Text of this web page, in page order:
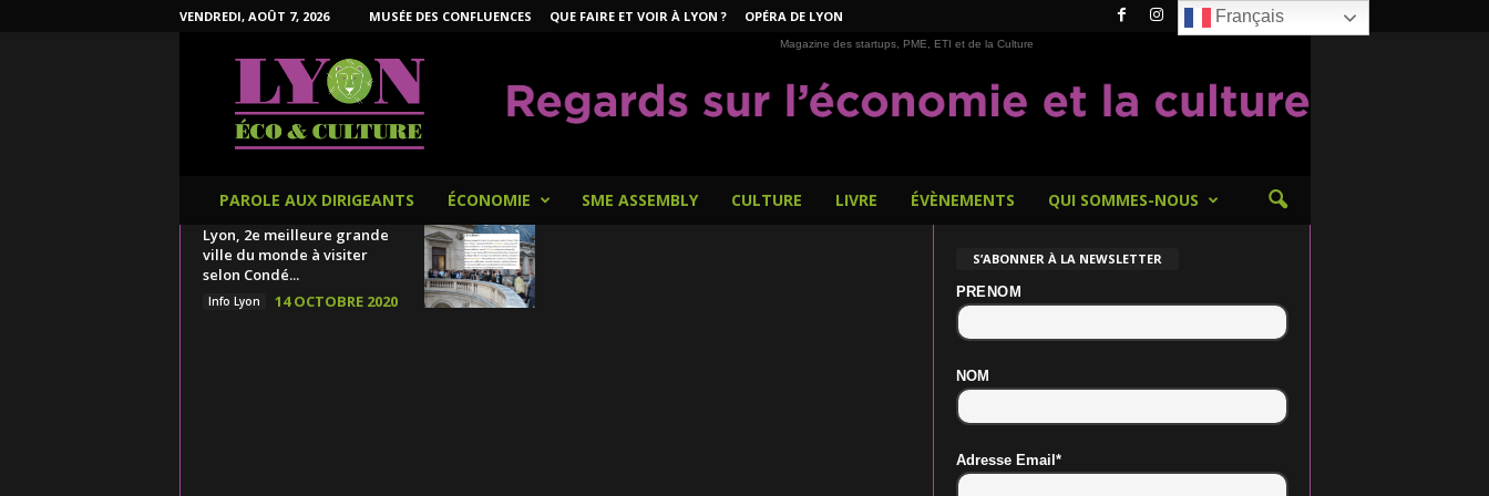
VENDREDI, AOÛT 7, 2026 MUSÉE DES CONFLUENCES QUE FAIRE ET VOIR À LYON ? OPÉRA DE LYON
Magazine des startups, PME, ETI et de la Culture
PAROLE AUX DIRIGEANTS ÉCONOMIE SME ASSEMBLY CULTURE LIVRE ÉVÈNEMENTS QUI SOMMES-NOUS
Lyon, 2e meilleure grande
ville du monde à visiter
selon Condé...
Info Lyon 14 OCTOBRE 2020
S’ABONNER À LA NEWSLETTER
PRENOM
NOM
Adresse Email*
Français